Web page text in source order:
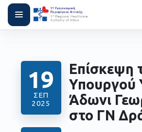
19
ΣΕΠ
2025
Επίσκεψη
Υπουργού
Άδωνι
στο ΓΝ